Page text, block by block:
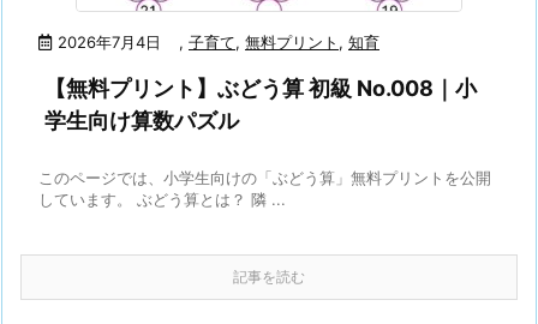
2026年7月4日 , 子育て, 無料プリント , 知育
【無料プリント】ぶどう算 初級 No.008｜小
学生向け算数パズル
このページでは、小学生向けの「ぶどう算」無料プリントを公開
しています。 ぶどう算とは？ 隣 ...
記事を読む